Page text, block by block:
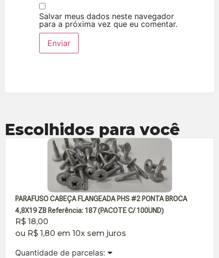
Salvar meus dados neste navegador
para a próxima vez que eu comentar.
Escolhidos para você
PARAFUSO CABEÇA FLANGEADA PHS #2 PONTA BROCA
4,8X19 ZB Referência: 187 (PACOTE C/ 100UND)
R$ 18,00
ou R$ 1,80 em 10x sem juros
Quantidade de parcelas: